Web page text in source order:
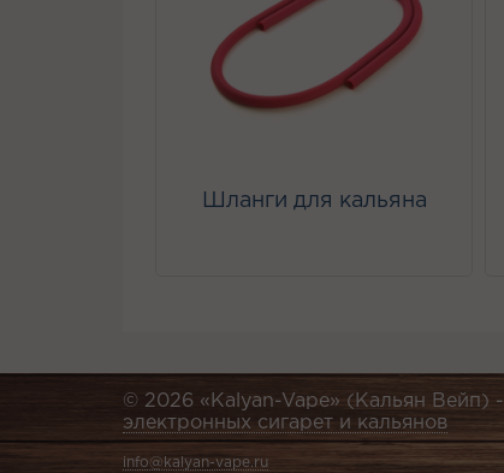
Шланги для кальяна
© 2026 «Kalyan-Vape» (Кальян Вейп) -
электронных сигарет и кальянов
info@kalyan-vape.ru